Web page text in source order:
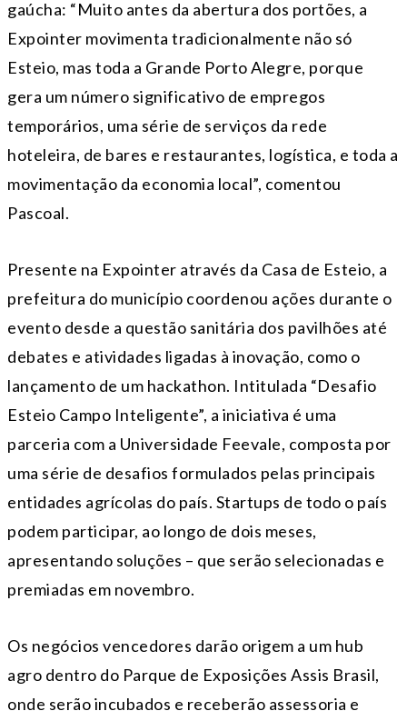
gaúcha: “Muito antes da abertura dos portões, a
Expointer movimenta tradicionalmente não só
Esteio, mas toda a Grande Porto Alegre, porque
gera um número significativo de empregos
temporários, uma série de serviços da rede
hoteleira, de bares e restaurantes, logística, e toda a
movimentação da economia local”, comentou
Pascoal.
Presente na Expointer através da Casa de Esteio, a
prefeitura do município coordenou ações durante o
evento desde a questão sanitária dos pavilhões até
debates e atividades ligadas à inovação, como o
lançamento de um hackathon. Intitulada “Desafio
Esteio Campo Inteligente”, a iniciativa é uma
parceria com a Universidade Feevale, composta por
uma série de desafios formulados pelas principais
entidades agrícolas do país. Startups de todo o país
podem participar, ao longo de dois meses,
apresentando soluções – que serão selecionadas e
premiadas em novembro.
Os negócios vencedores darão origem a um hub
agro dentro do Parque de Exposições Assis Brasil,
onde serão incubados e receberão assessoria e